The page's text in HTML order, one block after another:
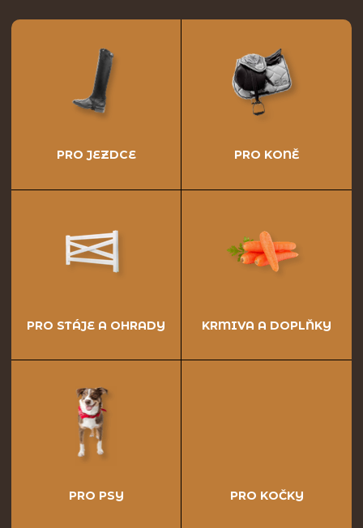
PRO JEZDCE PRO KONĚ
PRO STÁJE A OHRADY KRMIVA A DOPLŇKY
PRO PSY PRO KOČKY